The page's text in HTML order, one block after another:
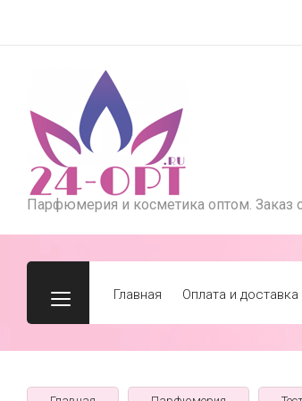
Парфюмерия и косметика оптом. Заказ
Главная Оплата и доставка